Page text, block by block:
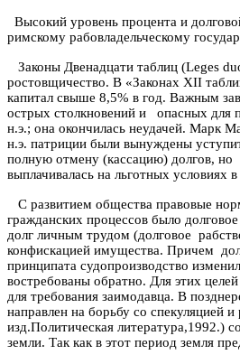
Высокий уровень процента и
римскому рабовладельческому
Законы Двенадцати таблиц (Leges
ростовщичество. В «Законах XII
капитал свыше 8,5% в год. Важным
острых столкновений и
опасных для
н.э.; она окончилась неудачей. Марк
н.э. патриции были вынуждены
полную отмену (кассацию) долгов, но
выплачивалась на льготных условиях
С развитием общества правовые
гражданских процессов было
долг личным трудом (долговое
конфискацией имущества. Причем
принципата судопроизводство
востребованы обратно. Для этих
для требования заимодавца. В
направлен на борьбу со спекуляцией
изд.Политическая литература,1992.)
земли. Так как в этот период земля